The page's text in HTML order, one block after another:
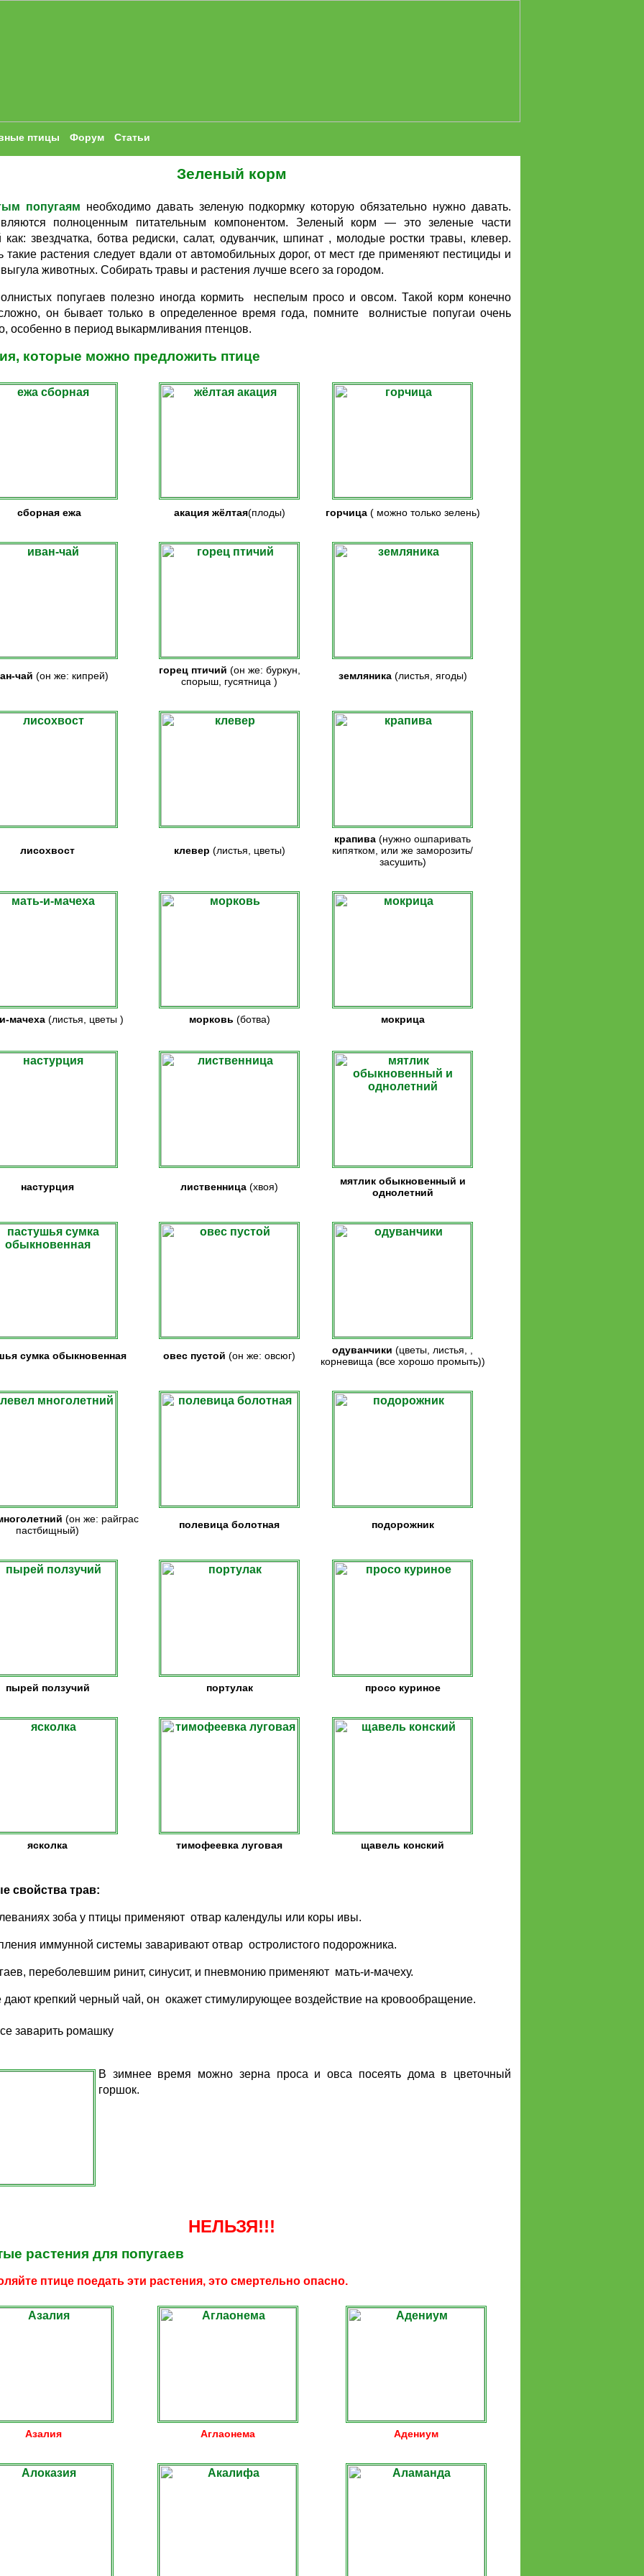
птицы Форум Статьи
Зеленый корм
попугаям необходимо давать зеленую подкормку которую обязательно нужно давать.
полноценным питательным компонентом. Зеленый корм — это зеленые части
как: звездчатка, ботва редиски, салат, одуванчик, шпинат , молодые ростки травы, клевер.
такие растения следует вдали от автомобильных дорог, от мест где применяют пестициды и
животных. Собирать травы и растения лучше всего за городом.
попугаев полезно иногда кормить неспелым просо и овсом. Такой корм конечно
он бывает только в определенное время года, помните волнистые попугаи очень
особенно в период выкармливания птенцов.
которые можно предложить птице
сборная ежа акация жёлтая(плоды) горчица( можно только зелень)
чай (он же: кипрей) горец птичий (он же: буркун,
спорыш, гусятница )
земляника (листья, ягоды)
лисохвост клевер (листья, цветы)
крапива (нужно ошпаривать
кипятком, или же заморозить/
засушить)
мачеха (листья, цветы ) морковь (ботва) мокрица
настурция лиственница (хвоя)
мятлик обыкновенный и
однолетний
сумка обыкновенная овес пустой (он же: овсюг) одуванчики (цветы, листья, ,
корневища (все хорошо промыть))
(он же: райграс
пастбищный)
полевица болотная подорожник
пырей ползучий портулак просо куриное
ясколка тимофеевка луговая щавель конский
свойства трав:
зоба у птицы применяют отвар календулы или коры ивы.
иммунной системы заваривают отвар остролистого подорожника.
переболевшим ринит, синусит, и пневмонию применяют мать-и-мачеху.
дают крепкий черный чай, он окажет стимулирующее воздействие на кровообращение.
заварить ромашку
В зимнее время можно зерна проса и овса посеять дома в цветочный
горшок.
НЕЛЬЗЯ!!!
растения для попугаев
птице поедать эти растения, это смертельно опасно.
Азалия Аглаонема Адениум